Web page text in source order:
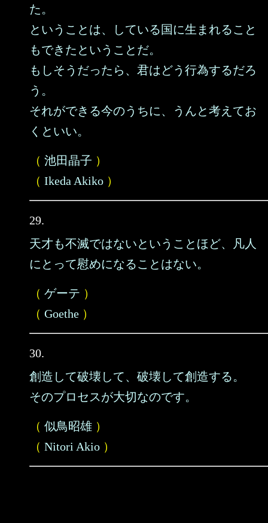
た。
ということは、している国に生まれること
もできたということだ。
もしそうだったら、君はどう行為するだろ
う。
それができる今のうちに、うんと考えてお
くといい。
（ 池田晶子 ）
（ Ikeda Akiko ）
29.
天才も不滅ではないということほど、凡人
にとって慰めになることはない。
（ ゲーテ ）
（ Goethe ）
30.
創造して破壊して、破壊して創造する。
そのプロセスが大切なのです。
（ 似鳥昭雄 ）
（ Nitori Akio ）